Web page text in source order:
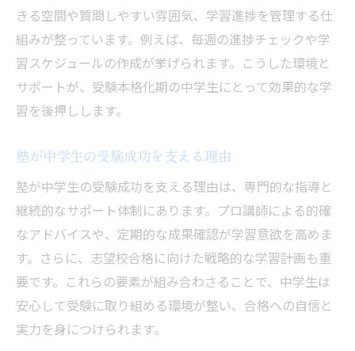
サポート体制が受験対策に与える安心感
塾選びで失敗しないための見極め方
塾のサポートが保護者にも与える安心
受験本格化期に親子でできる塾活用法
親子で協力する塾活用のコツ
塾と家庭の連携で進む受験対策
塾選びで親が確認すべきポイント
塾の情報共有で生まれる安心感
塾と家庭が一体となる受験サポート術
きる空間や質問しやすい雰囲気、学習進捗を管理する仕
組みが整っています。例えば、毎週の進捗チェックや学
習スケジュールの作成が挙げられます。こうした環境と
サポートが、受験本格化期の中学生にとって効果的な学
習を後押しします。
塾が中学生の受験成功を支える理由
塾が中学生の受験成功を支える理由は、専門的な指導と
継続的なサポート体制にあります。プロ講師による的確
なアドバイスや、定期的な成果確認が学習意欲を高めま
す。さらに、志望校合格に向けた戦略的な学習計画も重
要です。これらの要素が組み合わさることで、中学生は
安心して受験に取り組める環境が整い、合格への自信と
実力を身につけられます。